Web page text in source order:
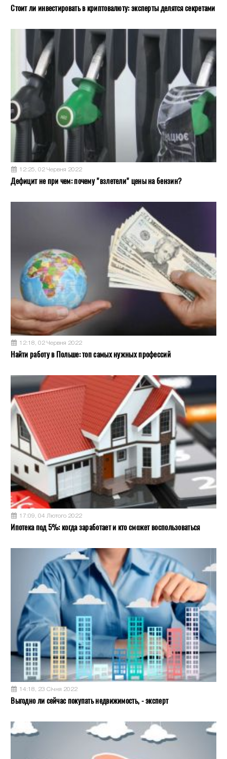
Стоит ли инвестировать в криптовалюту: эксперты делятся секретами
12:25, 02 Червня 2022
Дефицит не при чем: почему "взлетели" цены на бензин?
12:18, 02 Червня 2022
Найти работу в Польше: топ самых нужных профессий
17:09, 04 Лютого 2022
Ипотека под 5%: когда заработает и кто сможет воспользоваться
14:18, 23 Січня 2022
Выгодно ли сейчас покупать недвижимость, - эксперт